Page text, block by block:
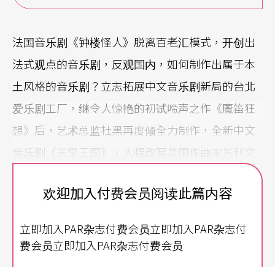
法国音乐剧《钟楼怪人》脱离百老汇模式，开创出
法式观点的音乐剧，反观国内，如何制作出属于本
土风格的音乐剧？立志拓展中文音乐剧新局的台北
爱乐剧工厂，继令人惊艳的初试啼声之作《魔笛狂
想》后，艺术总监杜黑再度倾全力制作，全新中文
音乐剧《天堂王国》，大幅改写英国作曲家苏利文
，由新生代导演、执导表坊《威
尼斯双胞案》崭露头角的钟欣志编导，并集结金马
演员那维勋，以及台北爱乐当家指挥郑立彬领军演
欢迎加入付费会员阅读此篇内容
立即加入PAR杂志付费会员立即加入PAR杂志付
费会员立即加入PAR杂志付费会员